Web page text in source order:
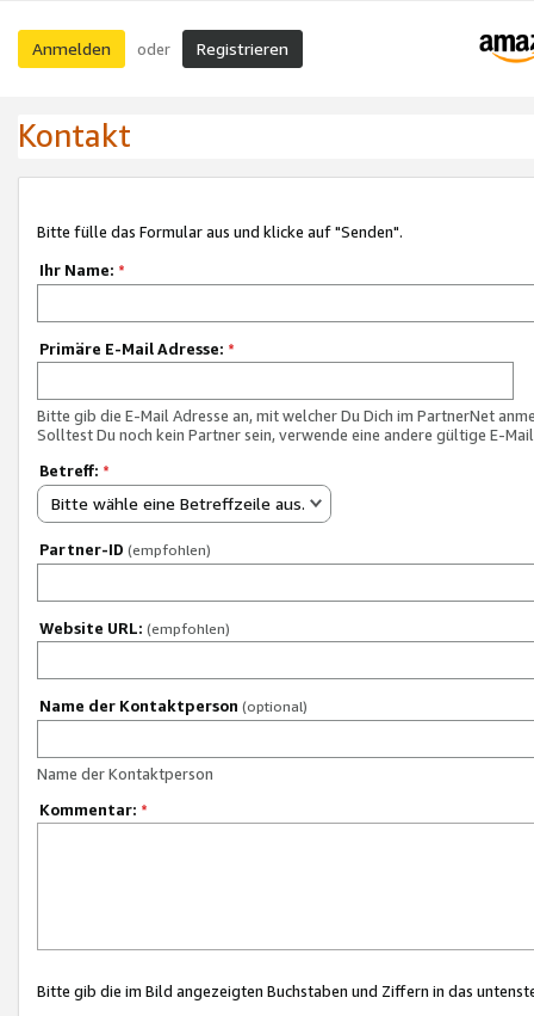
Anmelden oder Registrieren
Kontakt
Bitte fülle das Formular aus und klicke auf "Senden".
Ihr Name: *
Primäre E-Mail Adresse: *
Bitte gib die E-Mail Adresse an, mit welcher Du Dich im PartnerNet
Solltest Du noch kein Partner sein, verwende eine andere gültige E-
Betreff: *
Bitte wähle eine Betreffzeile aus.
Partner-ID (empfohlen)
Website URL: (empfohlen)
Name der Kontaktperson (optional)
Name der Kontaktperson
Kommentar: *
Bitte gib die im Bild angezeigten Buchstaben und Ziffern in das